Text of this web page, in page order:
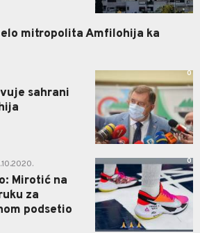
mitropolita Amfilohija ka
sahrani
0
Mirotić na
za
podsetio
0